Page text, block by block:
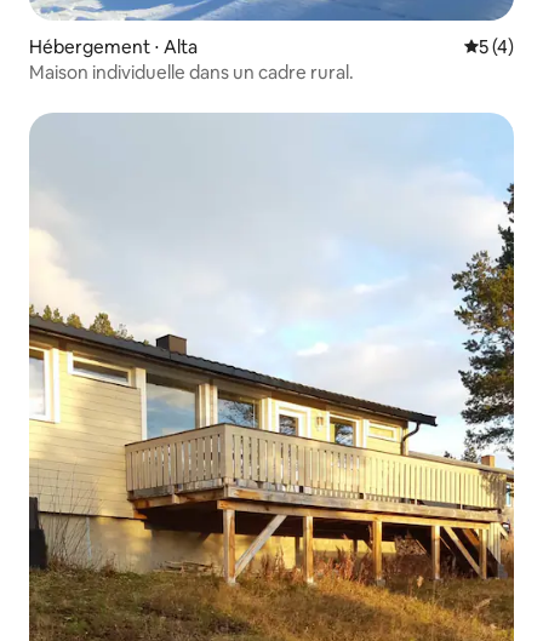
Hébergement ⋅ Alta
5 (4)
Maison individuelle dans un cadre rural.